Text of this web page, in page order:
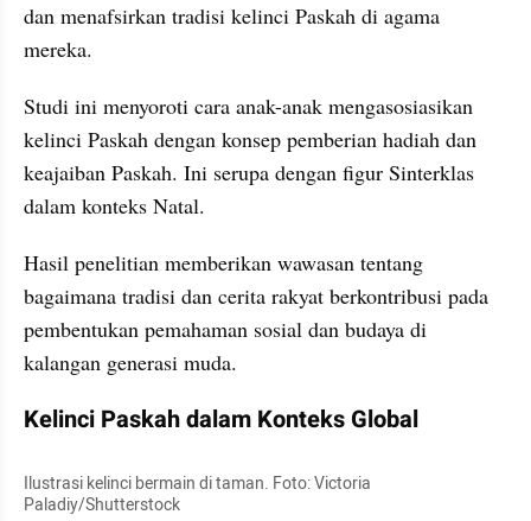
dan menafsirkan tradisi kelinci Paskah di agama
mereka.
Studi ini menyoroti cara anak-anak mengasosiasikan
kelinci Paskah dengan konsep pemberian hadiah dan
keajaiban Paskah. Ini serupa dengan figur Sinterklas
dalam konteks Natal.
Hasil penelitian memberikan wawasan tentang
bagaimana tradisi dan cerita rakyat berkontribusi pada
pembentukan pemahaman sosial dan budaya di
kalangan generasi muda.
Kelinci Paskah dalam Konteks Global
Ilustrasi kelinci bermain di taman. Foto: Victoria
Paladiy/Shutterstock